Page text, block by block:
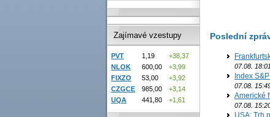
Poslední
07.08. 18:01
Index
07.08.
Americké
07.08.
USA: Trh
Zajímavé vzestupy
PVT 1,19
+38,37
NLOK
600,00
+3,99
FIXZO
53,00
+3,92
CZGCE
985,00
+3,14
UQA
441,80 +1,61